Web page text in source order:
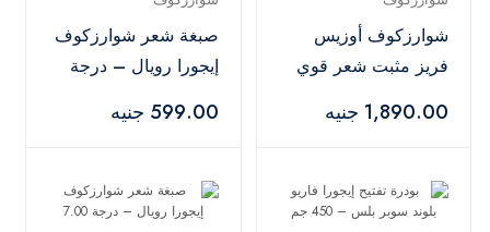
شوارزكوف أوزيس
فريز مثبت شعر قوي
1,890.00 جنيه
صبغة شعر شوارزكوف
إيجورا رويال – درجة
599.00 جنيه